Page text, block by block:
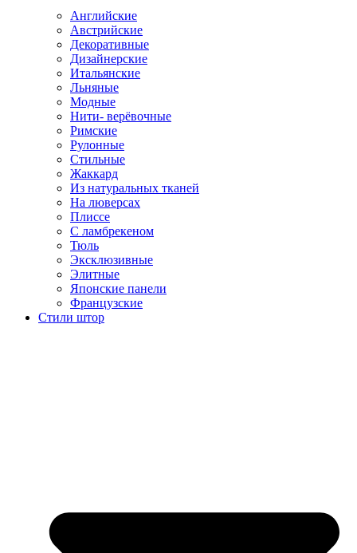
Английские
Австрийские
Декоративные
Дизайнерские
Итальянские
Льняные
Модные
Нити- верёвочные
Римские
Рулонные
Стильные
Жаккард
Из натуральных тканей
На люверсах
Плиссе
С ламбрекеном
Тюль
Эксклюзивные
Элитные
Японские панели
Французские
Стили штор